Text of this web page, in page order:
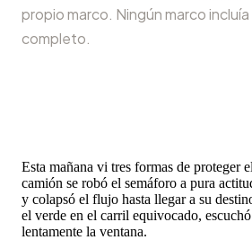
propio marco. Ningún marco
completo.
Esta mañana vi tres formas de proteger
camión se robó el semáforo a pura
y colapsó el flujo hasta llegar a su
el verde en el carril equivocado,
lentamente la ventana.